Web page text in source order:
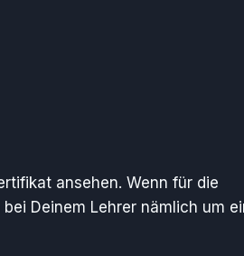
ansehen. Wenn für die
Deinem Lehrer nämlich um